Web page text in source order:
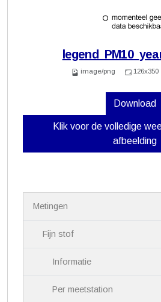
image/png 126x350
Download
Klik voor de volledige
afbeelding
Metingen
Fijn stof
Informatie
Per meetstation